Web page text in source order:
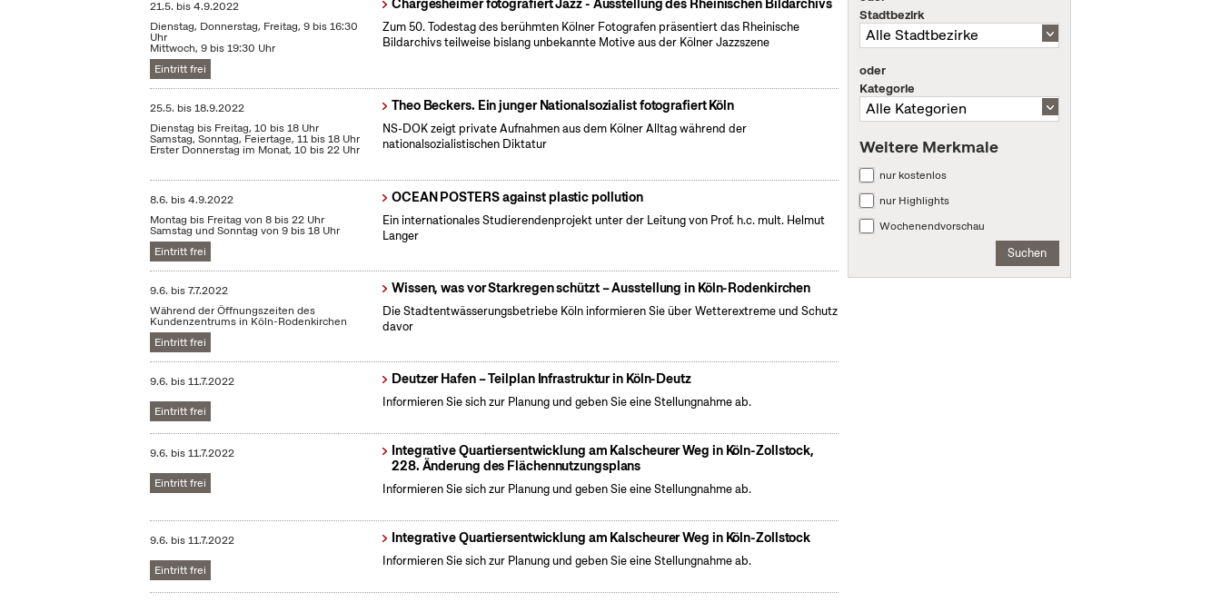
21.5. bis4.9.2022
Dienstag, Donnerstag, Freitag, 9 bis 16:30
Uhr
Mittwoch, 9 bis 19:30 Uhr
Eintritt frei
Chargesheimer fotografiert Jazz - Ausstellung des Rheinischen Bildarchivs
Zum 50. Todestag des berühmten Kölner Fotografen präsentiert das Rheinische
Bildarchivs teilweise bislang unbekannte Motive aus der Kölner Jazzszene
25.5. bis18.9.2022
Dienstag bis Freitag, 10 bis 18 Uhr
Samstag, Sonntag, Feiertage, 11 bis 18 Uhr
Erster Donnerstag im Monat, 10 bis 22 Uhr
Theo Beckers. Ein junger Nationalsozialist fotografiert Köln
NS-DOK zeigt private Aufnahmen aus dem Kölner Alltag während der
nationalsozialistischen Diktatur
8.6. bis4.9.2022
Montag bis Freitag von 8 bis 22 Uhr
Samstag und Sonntag von 9 bis 18 Uhr
Eintritt frei
OCEAN POSTERS against plastic pollution
Ein internationales Studierendenprojekt unter der Leitung von Prof. h.c. mult. Helmut
Langer
9.6. bis7.7.2022
Während der Öffnungszeiten des
Kundenzentrums in Köln-Rodenkirchen
Eintritt frei
Wissen, was vor Starkregen schützt – Ausstellung in Köln-Rodenkirchen
Die Stadtentwässerungsbetriebe Köln informieren Sie über Wetterextreme und Schutz
davor
9.6. bis11.7.2022
Eintritt frei
Deutzer Hafen – Teilplan Infrastruktur in Köln-Deutz
Informieren Sie sich zur Planung und geben Sie eine Stellungnahme ab.
9.6. bis11.7.2022
Eintritt frei
Integrative Quartiersentwicklung am Kalscheurer Weg in Köln-Zollstock,
228. Änderung des Flächennutzungsplans
Informieren Sie sich zur Planung und geben Sie eine Stellungnahme ab.
9.6. bis11.7.2022
Eintritt frei
Integrative Quartiersentwicklung am Kalscheurer Weg in Köln-Zollstock
Informieren Sie sich zur Planung und geben Sie eine Stellungnahme ab.
Stadtbezirk
oder
Kategorie
Weitere Merkmale
nur kostenlos
nur Highlights
Wochenendvorschau
Suchen